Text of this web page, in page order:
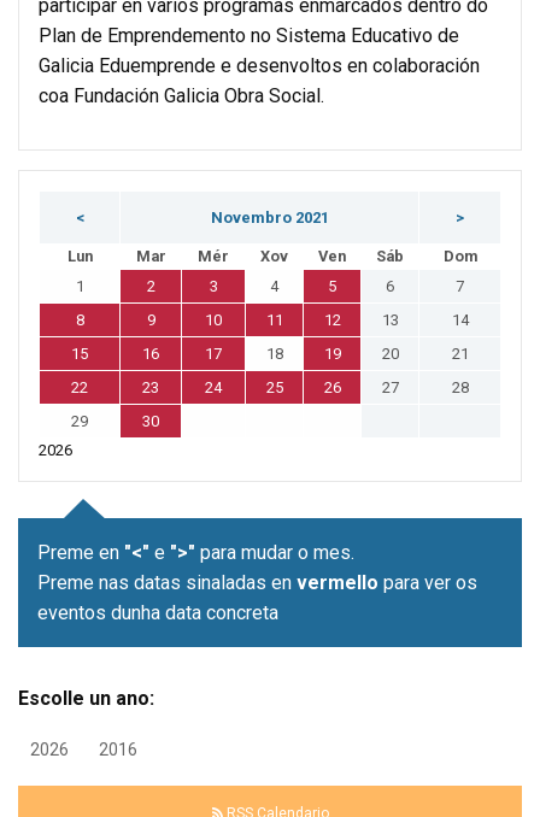
participar en varios programas enmarcados dentro do
Plan de Emprendemento no Sistema Educativo de
Galicia Eduemprende e desenvoltos en colaboración
coa Fundación Galicia Obra Social.
< Novembro 2021 >
Lun Mar Mér Xov Ven Sáb
Dom
1
2 3 4 5 6
7
8
9 10 11 12 13
14
15
16 17 18 19 20
21
22
23 24 25 26 27
28
29
30
2026
Preme en "<" e ">" para mudar o mes.
Preme nas datas sinaladas en vermello para ver os
eventos dunha data concreta
Escolle un ano:
2026 2016
RSS Calendario